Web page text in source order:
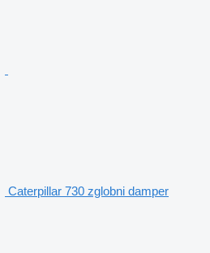
Caterpillar 730 zglobni damper